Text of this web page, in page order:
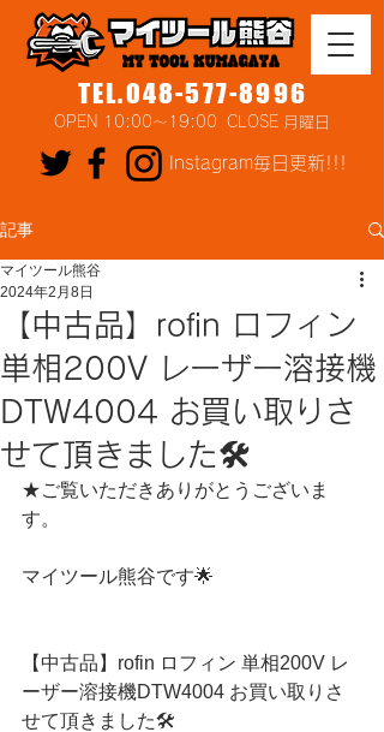
TEL.048-577-8996
OPEN 10:00～19:00 CLOSE 月曜日
Instagram毎日更新!!!
記事
【中古品】rofin ロフィン
単相200V レーザー溶接機
DTW4004 お買い取りさ
せて頂きました🛠
マイツール熊谷
2024年2月8日
★ご覧いただきありがとうございま
す。
マイツール熊谷です🌟
【中古品】rofin ロフィン 単相200V レ
ーザー溶接機DTW4004 お買い取りさ
せて頂きました🛠